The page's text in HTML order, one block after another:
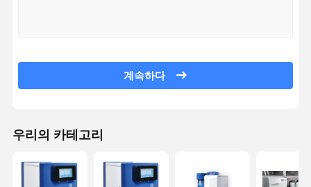
울트라 퓨어 RO 워터 시스템
물 정화 시스템 액세서리
계속하다
우리의 카테고리